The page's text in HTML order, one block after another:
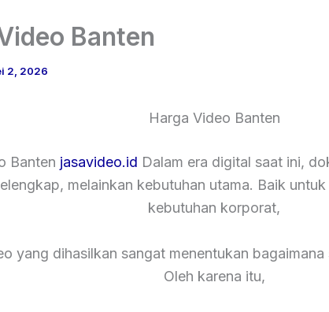
Banten
2, 2026
Harga Video Banten
Banten jasavideo.id Dalam era digital saat ini,
melainkan kebutuhan utama. Baik
kebutuhan korporat,
yang dihasilkan sangat menentukan
Oleh karena itu,